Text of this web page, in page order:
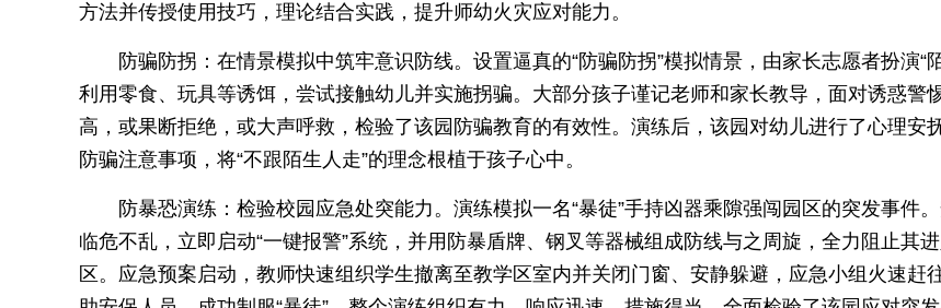
方法并传授使用技巧，理论结合实践，提升师幼火灾应对能力。
防骗防拐：在情景模拟中筑牢意识防线。设置逼真的“防骗防拐”模拟情景，由家长志愿者扮演“
利用零食、玩具等诱饵，尝试接触幼儿并实施拐骗。大部分孩子谨记老师和家长教导，面对诱惑警
高，或果断拒绝，或大声呼救，检验了该园防骗教育的有效性。演练后，该园对幼儿进行了心理安
防骗注意事项，将“不跟陌生人走”的理念根植于孩子心中。
防暴恐演练：检验校园应急处突能力。演练模拟一名“暴徒”手持凶器乘隙强闯园区的突发事件
临危不乱，立即启动“一键报警”系统，并用防暴盾牌、钢叉等器械组成防线与之周旋，全力阻止其
区。应急预案启动，教师快速组织学生撤离至教学区室内并关闭门窗、安静躲避，应急小组火速赶